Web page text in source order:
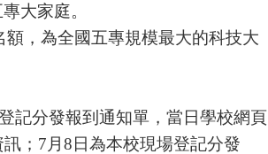
大家庭。
額，為全國五專規模最大的科技大
記分發報到通知單，當日學校網頁
； 7 月 8 日為本校現場登記分發